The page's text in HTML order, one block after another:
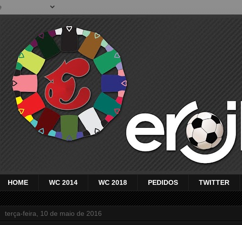
HOME WC 2014 WC 2018 PEDIDOS TWITTER
terça-feira, 10 de maio de 2016